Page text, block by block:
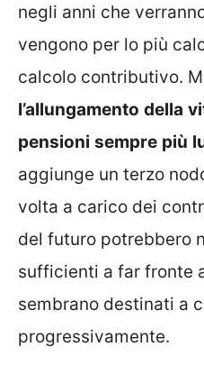
negli anni che
vengono per lo più
calcolo contributivo.
l’allungamento della
pensioni sempre più
aggiunge un terzo
volta a carico dei
del futuro potrebbero
sufficienti a far fronte
sembrano destinati a
progressivamente.